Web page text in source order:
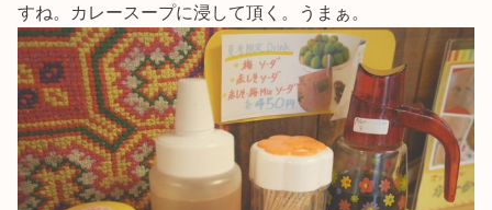
すね。カレースープに浸して頂く。うまぁ。